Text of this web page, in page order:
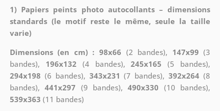
1) Papiers peints photo autocollants – dimensions
standards (le motif reste le même, seule la taille
varie)
Dimensions (en cm) : 98x66 (2 bandes), 147x99 (3
bandes), 196x132 (4 bandes),245x165 (5 bandes),
294x198 (6 bandes), 343x231 (7 bandes),392x264 (8
bandes),441x297 (9 bandes),490x330 (10 bandes),
539x363 (11 bandes)